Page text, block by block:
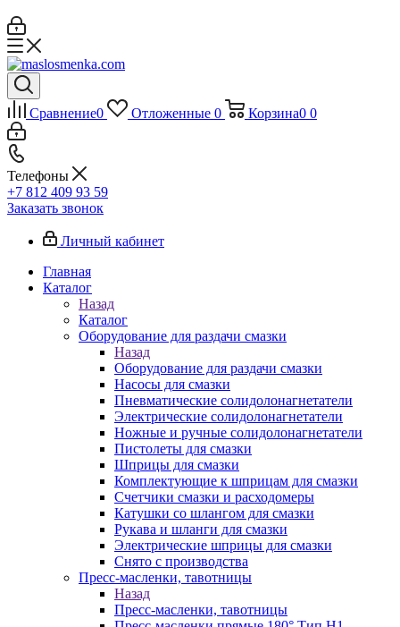
Сравнение0 Отложенные 0 Корзина0 0
Телефоны
+7 812 409 93 59
Заказать звонок
Личный кабинет
Главная
Каталог
Назад
Каталог
Оборудование для раздачи смазки
Назад
Оборудование для раздачи смазки
Насосы для смазки
Пневматические солидолонагнетатели
Электрические солидолонагнетатели
Ножные и ручные солидолонагнетатели
Пистолеты для смазки
Шприцы для смазки
Комплектующие к шприцам для смазки
Счетчики смазки и расходомеры
Катушки со шлангом для смазки
Рукава и шланги для смазки
Электрические шприцы для смазки
Снято с производства
Пресс-масленки, тавотницы
Назад
Пресс-масленки, тавотницы